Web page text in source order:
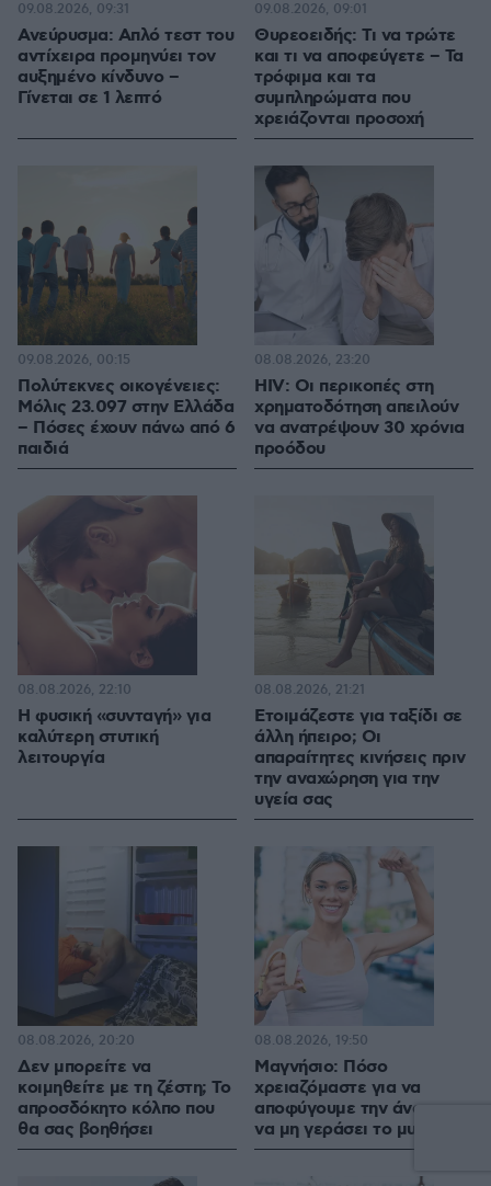
Ανεύρυσμα: Απλό τεστ του
αντίχειρα προμηνύει τον
αυξημένο κίνδυνο –
Γίνεται σε 1 λεπτό
09.08.2026, 09:31
Θυρεοειδής: Τι να τρώτε
και τι να αποφεύγετε – Τα
τρόφιμα και τα
συμπληρώματα που
χρειάζονται προσοχή
09.08.2026, 09:01
Πολύτεκνες οικογένειες:
Μόλις 23.097 στην Ελλάδα
– Πόσες έχουν πάνω από 6
παιδιά
09.08.2026, 00:15
HIV: Οι περικοπές στη
χρηματοδότηση απειλούν
να ανατρέψουν 30 χρόνια
προόδου
08.08.2026, 23:20
Η φυσική «συνταγή» για
καλύτερη στυτική
λειτουργία
08.08.2026, 22:10
Ετοιμάζεστε για ταξίδι σε
άλλη ήπειρο; Οι
απαραίτητες κινήσεις πριν
την αναχώρηση για την
υγεία σας
08.08.2026, 21:21
Δεν μπορείτε να
κοιμηθείτε με τη ζέστη; Το
απροσδόκητο κόλπο που
θα σας βοηθήσει
08.08.2026, 20:20
Μαγνήσιο: Πόσο
χρειαζόμαστε για να
αποφύγουμε την άνοια και
να μη γεράσει το μυαλό
08.08.2026, 19:50